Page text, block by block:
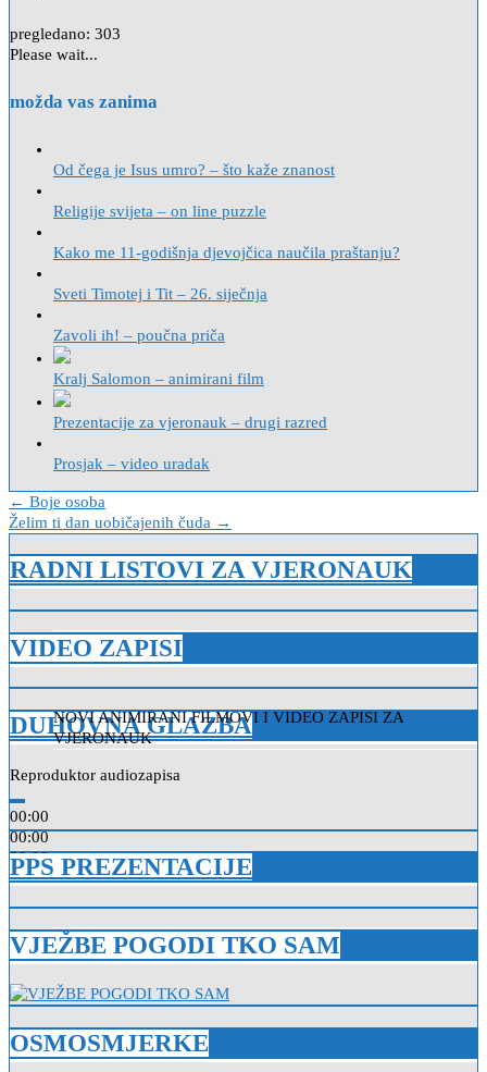
pregledano: 303
Please wait...
možda vas zanima
Od čega je Isus umro? – što kaže znanost
Religije svijeta – on line puzzle
Kako me 11-godišnja djevojčica naučila praštanju?
Sveti Timotej i Tit – 26. siječnja
Zavoli ih! – poučna priča
Kralj Salomon – animirani film
Prezentacije za vjeronauk – drugi razred
Prosjak – video uradak
Navigacija
objava
← Boje osoba
Želim ti dan uobičajenih čuda →
RADNI LISTOVI ZA VJERONAUK
VIDEO ZAPISI
NOVI ANIMIRANI FILMOVI I VIDEO ZAPISI ZA
VJERONAUK
DUHOVNA GLAZBA
Reproduktor audiozapisa
00:00
00:00
00:00
PPS PREZENTACIJE
VJEŽBE POGODI TKO SAM
OSMOSMJERKE